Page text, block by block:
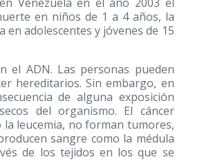
en niños de 1 a 4 años, la
en adolescentes y jóvenes de 15
el ADN. Las personas pueden
hereditarios. Sin embargo, en
de alguna exposición
del organismo. El cáncer
leucemia, no forman tumores,
sangre como la médula
de los tejidos en los que se